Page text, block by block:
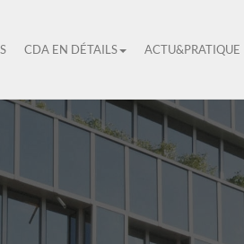
CDA EN DÉTAILS ACTU&PRATIQUE